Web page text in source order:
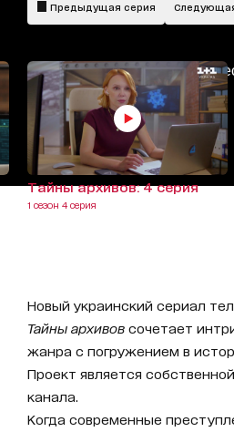
Предыдущая серия
Тайны архивов: 4 серия
1 сезон 4 серия
Новый украинский сериал
Тайны архивов сочетает
жанра с погружением в
Проект является
канала.
Когда современные